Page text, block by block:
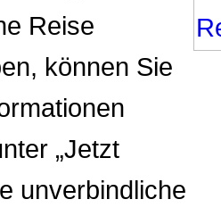
Reise
können Sie
„Jetzt
unverbindliche